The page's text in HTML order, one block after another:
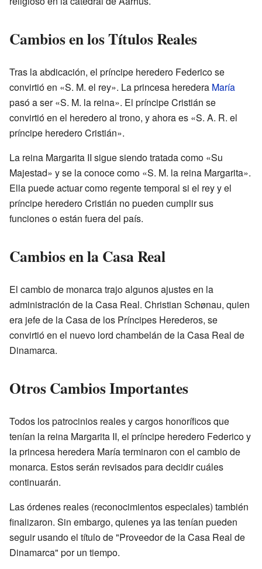
Cambios en los Títulos Reales
Tras la abdicación, el príncipe heredero Federico se
convirtió en «S. M. el rey». La princesa heredera María
pasó a ser «S. M. la reina». El príncipe Cristián se
convirtió en el heredero al trono, y ahora es «S. A. R. el
príncipe heredero Cristián».
La reina Margarita II sigue siendo tratada como «Su
Majestad» y se la conoce como «S. M. la reina Margarita».
Ella puede actuar como regente temporal si el rey y el
príncipe heredero Cristián no pueden cumplir sus
funciones o están fuera del país.
Cambios en la Casa Real
El cambio de monarca trajo algunos ajustes en la
administración de la Casa Real. Christian Schønau, quien
era jefe de la Casa de los Príncipes Herederos, se
convirtió en el nuevo lord chambelán de la Casa Real de
Dinamarca.
Otros Cambios Importantes
Todos los patrocinios reales y cargos honoríficos que
tenían la reina Margarita II, el príncipe heredero Federico y
la princesa heredera María terminaron con el cambio de
monarca. Estos serán revisados para decidir cuáles
continuarán.
Las órdenes reales (reconocimientos especiales) también
finalizaron. Sin embargo, quienes ya las tenían pueden
seguir usando el título de "Proveedor de la Casa Real de
Dinamarca" por un tiempo.